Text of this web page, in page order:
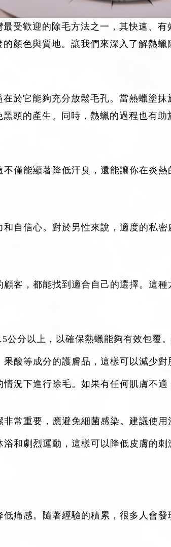
受歡迎的除毛方法之一，其快速、
顏色與質地。讓我們來深入了解熱
於它能夠充分放鬆毛孔。當熱蠟塗
頭的產生。同時，熱蠟的過程也有
僅能顯著降低汗臭，還能讓你在炎
自信心。對於男性來說，適度的私
客，都能找到適合自己的選擇。這
公分以上，以確保熱蠟能夠有效包覆
果酸等成分的護膚品，這樣可以減少
況下進行除毛。如果有任何肌膚不適
常重要，應避免細菌感染。建議使用
浴和劇烈運動，這樣可以降低皮膚的
痛感。隨著經驗的積累，很多人會發